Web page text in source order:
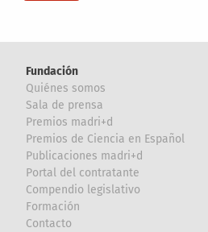
Fundación
Quiénes somos
Sala de prensa
Premios madri+d
Premios de Ciencia en Español
Publicaciones madri+d
Portal del contratante
Compendio legislativo
Formación
Contacto